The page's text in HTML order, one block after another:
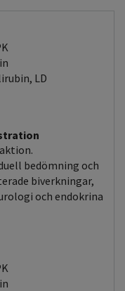
LD
bedömning och
biverkningar,
och endokrina